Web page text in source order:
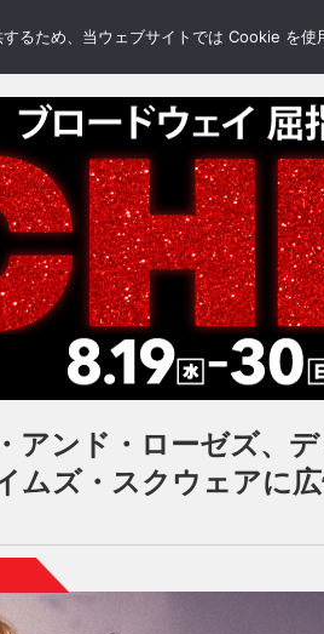
NEWS REVIEWS GALLERY BLOGS
アンド・ローゼズ、
ムズ・スクウェアに
るため、当ウェブサイトでは Cookie を